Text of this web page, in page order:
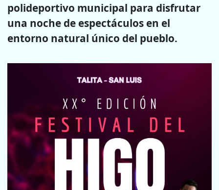
polideportivo municipal para disfrutar
una noche de espectáculos en el
entorno natural único del pueblo.